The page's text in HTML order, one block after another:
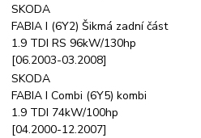
SKODA
FABIA I (6Y2) Šikmá zadní část
1.9 TDI RS 96kW/130hp
[06.2003-03.2008]
SKODA
FABIA I Combi (6Y5) kombi
1.9 TDI 74kW/100hp
[04.2000-12.2007]